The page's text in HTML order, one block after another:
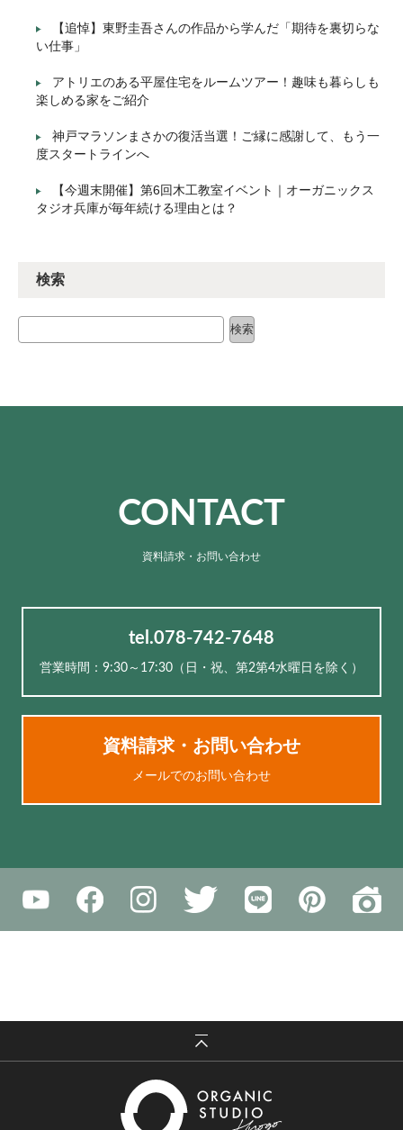
【追悼】東野圭吾さんの作品から学んだ「期待を裏切らな
い仕事」
アトリエのある平屋住宅をルームツアー！趣味も暮らしも
楽しめる家をご紹介
神戸マラソンまさかの復活当選！ご縁に感謝して、もう一
度スタートラインへ
【今週末開催】第6回木工教室イベント｜オーガニックス
タジオ兵庫が毎年続ける理由とは？
検索
検索
検索
CONTACT
資料請求・お問い合わせ
tel.078-742-7648
営業時間：9:30～17:30（⽇・祝、第2第4水曜日を除く）
資料請求・お問い合わせ
メールでのお問い合わせ